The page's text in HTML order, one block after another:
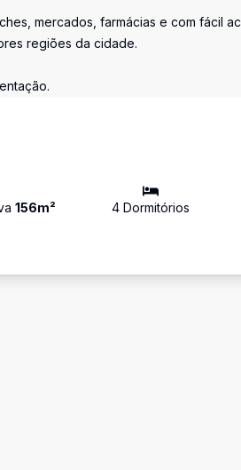
mercados, farmácias e com fácil
regiões da cidade.
156m² 4Dormitórios